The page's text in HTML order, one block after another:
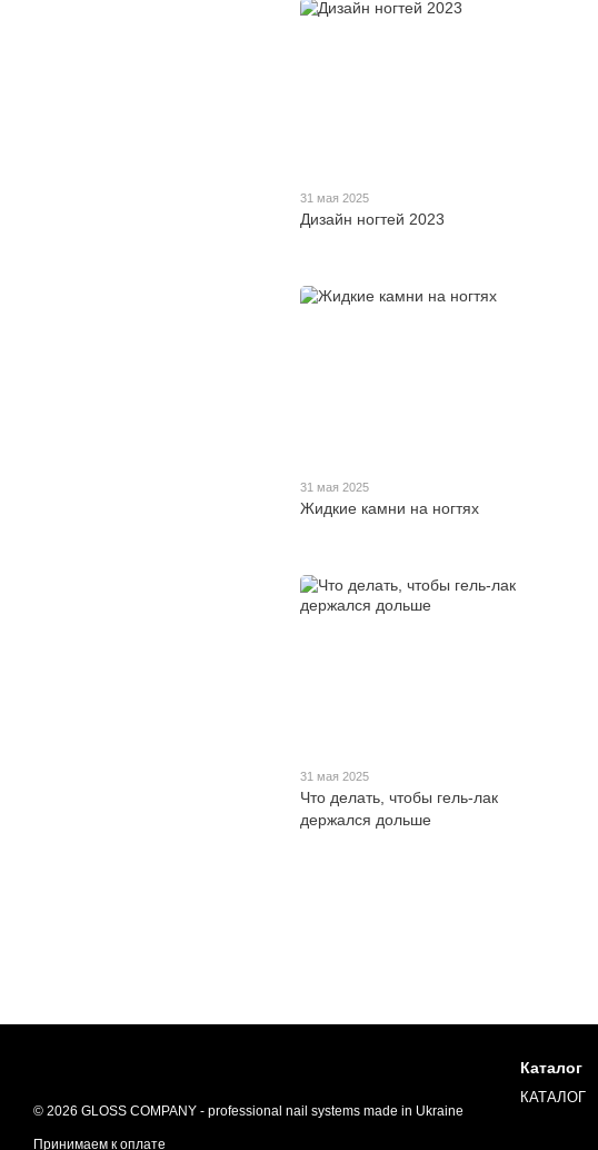
31 мая 2025
Дизайн ногтей 2023
31 мая 2025
Жидкие камни на ногтях
31 мая 2025
Что делать, чтобы гель-лак
держался дольше
© 2026 GLOSS COMPANY - professional nail systems made in Ukraine
Принимаем к оплате
Каталог
КАТАЛОГ